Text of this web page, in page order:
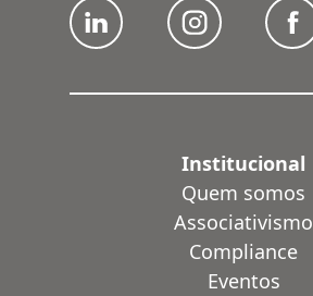
Institucional
Quem somos
Associativismo
Compliance
Eventos